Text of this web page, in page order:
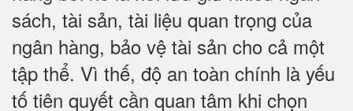
sách, tài sản, tài liệu quan trọng của
ngân hàng, bảo vệ tài sản cho cả một
tập thể. Vì thế, độ an toàn chính là yếu
tố tiên quyết cần quan tâm khi chọn